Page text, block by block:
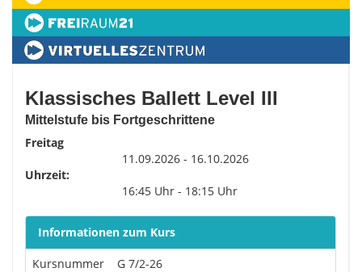
Klassisches Ballett Level III
Mittelstufe bis Fortgeschrittene
Freitag
11.09.2026 - 16.10.2026
Uhrzeit:
16:45 Uhr - 18:15 Uhr
Informationen zum Kurs
Kursnummer
G 7/2-26